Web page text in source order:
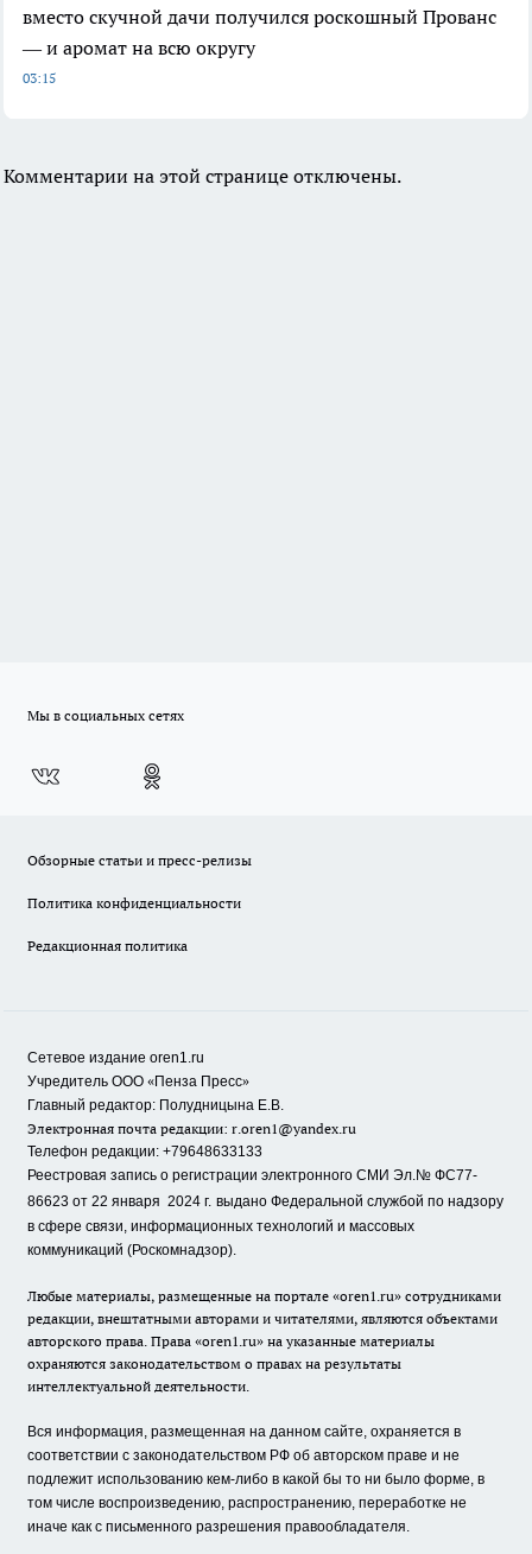
вместо скучной дачи получился роскошный Прованс
— и аромат на всю округу
03:15
Комментарии на этой странице отключены.
Мы в социальных сетях
Обзорные статьи и пресс-релизы
Политика конфиденциальности
Редакционная политика
Сетевое издание oren1.ru
Учредитель ООО «Пенза Пресс»
Главный редактор: Полудницына Е.В.
Электронная почта редакции: r.oren1@yandex.ru
Телефон редакции: +79648633133
Реестровая запись о регистрации электронного СМИ Эл.№ ФС77-
86623 от 22 января 2024 г. выдано Федеральной службой по надзору
в сфере связи, информационных технологий и массовых
коммуникаций (Роскомнадзор).
Любые материалы, размещенные на портале «oren1.ru» сотрудниками
редакции, внештатными авторами и читателями, являются объектами
авторского права. Права «oren1.ru» на указанные материалы
охраняются законодательством о правах на результаты
интеллектуальной деятельности.
Вся информация, размещенная на данном сайте, охраняется в
соответствии с законодательством РФ об авторском праве и не
подлежит использованию кем-либо в какой бы то ни было форме, в
том числе воспроизведению, распространению, переработке не
иначе как с письменного разрешения правообладателя.